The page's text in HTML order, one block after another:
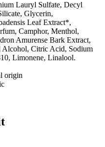
Lauryl Sulfate, Decyl
Glycerin,
Leaf Extract*,
Camphor, Menthol,
Amurense Bark Extract,
Alcohol, Citric Acid, Sodium
Limonene, Linalool.
origin